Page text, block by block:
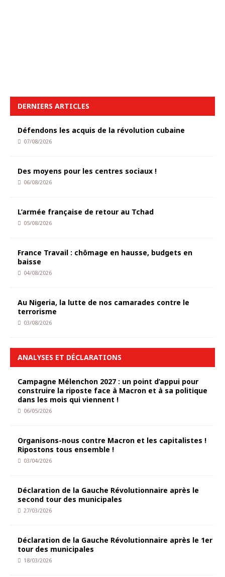
DERNIERS ARTICLES
Défendons les acquis de la révolution cubaine
07/08/2026
Des moyens pour les centres sociaux !
06/08/2026
L’armée française de retour au Tchad
05/08/2026
France Travail : chômage en hausse, budgets en
baisse
04/08/2026
Au Nigeria, la lutte de nos camarades contre le
terrorisme
03/08/2026
ANALYSES ET DÉCLARATIONS
Campagne Mélenchon 2027 : un point d’appui pour
construire la riposte face à Macron et à sa politique
dans les mois qui viennent !
06/05/2026
Organisons-nous contre Macron et les capitalistes !
Ripostons tous ensemble !
03/04/2026
Déclaration de la Gauche Révolutionnaire après le
second tour des municipales
27/03/2026
Déclaration de la Gauche Révolutionnaire après le 1er
tour des municipales
18/03/2026